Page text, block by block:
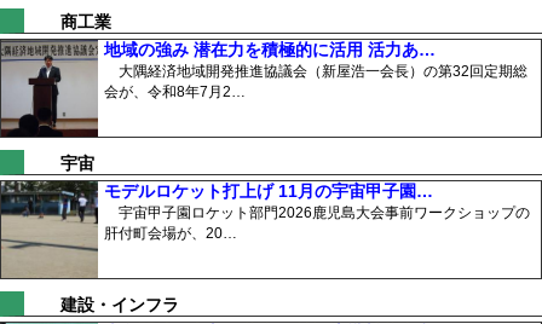
商工業
地域の強み 潜在力を積極的に活用 活力あ…
大隅経済地域開発推進協議会（新屋浩一会長）の第32回定期総
会が、令和8年7月2…
宇宙
モデルロケット打上げ 11月の宇宙甲子園…
宇宙甲子園ロケット部門2026鹿児島大会事前ワークショップの
肝付町会場が、20…
建設・インフラ